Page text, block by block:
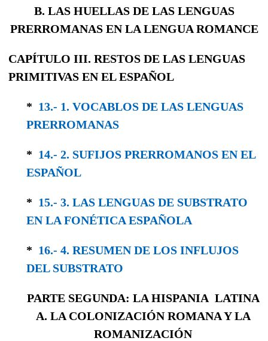
B. LAS HUELLAS DE LAS LENGUAS
PRERROMANAS EN LA LENGUA ROMANCE
CAPÍTULO III. RESTOS DE LAS LENGUAS
PRIMITIVAS EN EL ESPAÑOL
* 13.- 1. VOCABLOS DE LAS LENGUAS
PRERRO­MANAS
* 14.- 2. SUFIJOS PRERROMANOS EN EL
ESPAÑOL
* 15.- 3. LAS LENGUAS DE SUBSTRATO
EN LA FONÉTICA ESPAÑOLA
* 16.- 4. RESUMEN DE LOS INFLUJOS
DEL SUBSTRATO
PARTE SEGUNDA: LA HISPANIA LATINA
A. LA COLONIZACIÓN ROMANA Y LA
ROMANIZACIÓN